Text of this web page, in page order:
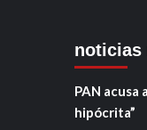
noticias
PAN acusa
hipócrita”